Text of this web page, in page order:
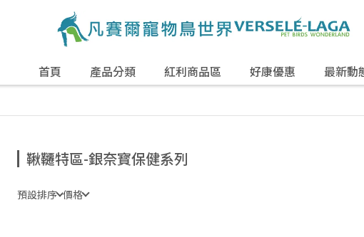
首頁 產品分類 紅利商品區 好康優惠 最新動
鞦韆特區-銀奈寳保健系列
預設排序 價格